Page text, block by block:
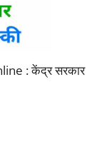
: केंद्र सरकार